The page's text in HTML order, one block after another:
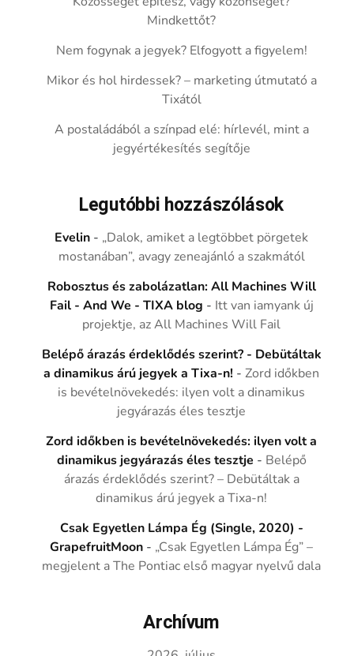
Mindkettőt?
Nem fogynak a jegyek? Elfogyott a figyelem!
Mikor és hol hirdessek? – marketing útmutató a
Tixától
A postaládából a színpad elé: hírlevél, mint a
jegyértékesítés segítője
Legutóbbi hozzászólások
Evelin - „Dalok, amiket a legtöbbet pörgetek
mostanában”, avagy zeneajánló a szakmától
Robosztus és zabolázatlan: All Machines Will
Fail - And We - TIXA blog - Itt van iamyank új
projektje, az All Machines Will Fail
Belépő árazás érdeklődés szerint? - Debütáltak
a dinamikus árú jegyek a Tixa-n! -Zord időkben
is bevételnövekedés: ilyen volt a dinamikus
jegyárazás éles tesztje
Zord időkben is bevételnövekedés: ilyen volt a
dinamikus jegyárazás éles tesztje - Belépő
árazás érdeklődés szerint? – Debütáltak a
dinamikus árú jegyek a Tixa-n!
Csak Egyetlen Lámpa Ég (Single, 2020) -
GrapefruitMoon - „Csak Egyetlen Lámpa Ég” –
megjelent a The Pontiac első magyar nyelvű dala
Archívum